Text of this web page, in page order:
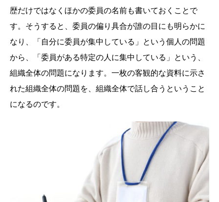
歴だけではなくほかの委員の名前も書いておくことで
す。そうすると、委員の偏り具合が誰の目にも明らかに
なり、「自分に委員が集中している」という個人の問題
から、「委員がある特定の人に集中している」という、
組織全体の問題になります。一枚の客観的な資料に示さ
れた組織全体の問題を、組織全体で話し合うということ
になるのです。